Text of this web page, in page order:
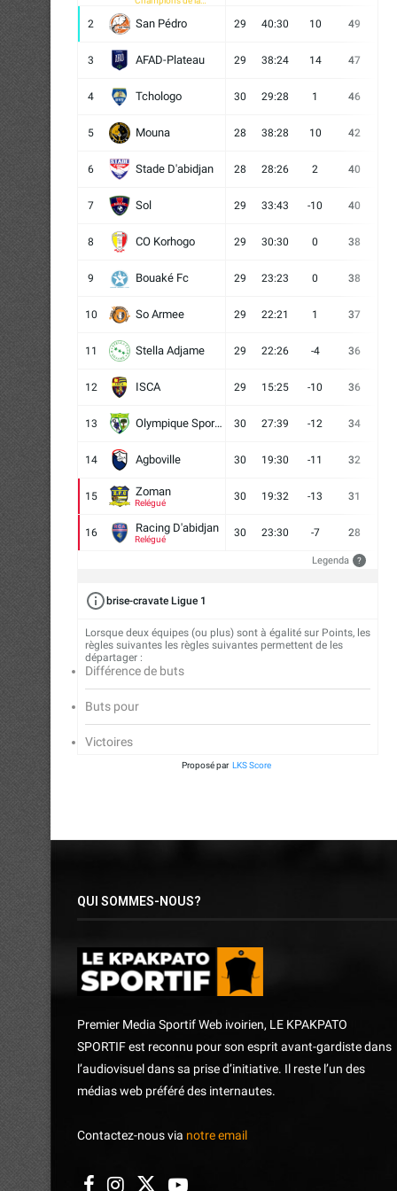
2 San Pédro 29 40:30 10 49
3 AFAD-Plateau 29 38:24 14 47
4 Tchologo 30 29:28 1 46
5 Mouna 28 38:28 10 42
6 Stade D'abidjan 28 28:26 2 40
7 Sol 29 33:43 -10 40
8 CO Korhogo 29 30:30 0 38
9 Bouaké Fc 29 23:23 0 38
10 So Armee 29 22:21 1 37
11 Stella Adjame 29 22:26 -4 36
12 ISCA 29 15:25 -10 36
13 Olympique Sport d'Abobo FC 30 27:39 -12 34
14 Agboville 30 19:30 -11 32
15 Zoman
Relégué
30 19:32 -13 31
16 Racing D'abidjan
Relégué
30 23:30 -7 28
Legenda ?
brise-cravate Ligue 1
Lorsque deux équipes (ou plus) sont à égalité sur Points, les
règles suivantes les règles suivantes permettent de les
départager :
Différence de buts
Buts pour
Victoires
Proposé par LKS Score
QUI SOMMES-NOUS?
Premier Media Sportif Web ivoirien, LE KPAKPATO
SPORTIF est reconnu pour son esprit avant-gardiste dans
l’audiovisuel dans sa prise d’initiative. Il reste l’un des
médias web préféré des internautes.
Contactez-nous via notre email